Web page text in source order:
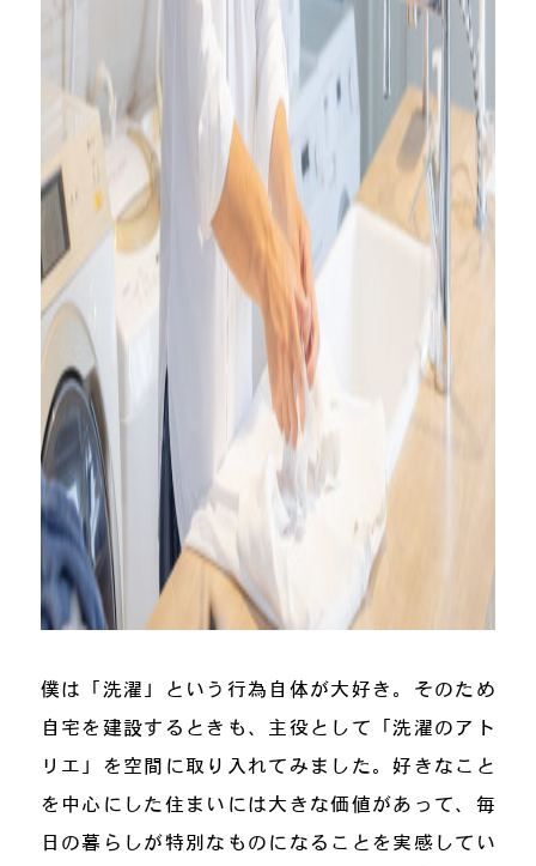
僕は「洗濯」という行為自体が大好き。そのため
自宅を建設するときも、主役として「洗濯のアト
リエ」を空間に取り入れてみました。好きなこと
を中心にした住まいには大きな価値があって、毎
日の暮らしが特別なものになることを実感してい